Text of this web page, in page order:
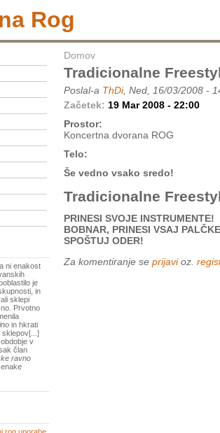
Rog
ni enakost
je
in
sklepi
Prvotno
in hkrati
v
član
ravno
Domov
Tradicionalne
Poslal-a ThDi, Ned, 16/03/2008 -
Začetek: 19 Mar 2008 - 22:00
Prostor:
Koncertna dvorana ROG
Telo:
Še vedno vsako sredo!
Tradicionalne
PRINESI SVOJE INSTRUMENTE!
BOBNAR, PRINESI VSAJ
SPOŠTUJ ODER!
Za komentiranje se prijavioz.